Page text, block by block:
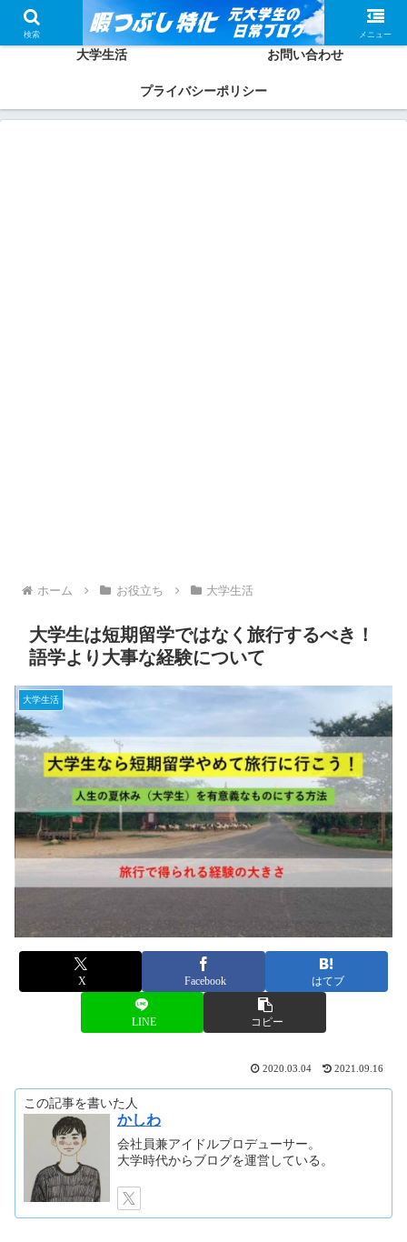
ホーム かしわってどんな人？
大学生活 お問い合わせ
プライバシーポリシー
ホーム お役立ち 大学生活
大学生は短期留学ではなく旅行するべき！
語学より大事な経験について
大学生活
X Facebook はてブ
LINE コピー
2020.03.04 2021.09.16
この記事を書いた人
かしわ
会社員兼アイドルプロデューサー。
大学時代からブログを運営している。
検索 メニュー